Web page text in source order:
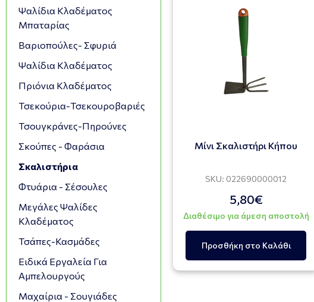
Ψαλίδια Κλαδέματος
Μπαταρίας
Βαριοπούλες- Σφυριά
Ψαλίδια Κλαδέματος
Πριόνια Κλαδέματος
Τσεκούρια-Τσεκουροβαριές
Τσουγκράνες-Πηρούνες
Σκούπες - Φαράσια
Σκαλιστήρια
Φτυάρια - Σέσουλες
Μεγάλες Ψαλίδες
Κλαδέματος
Τσάπες-Κασμάδες
Ειδικά Εργαλεία Για
Αμπελουργούς
Μαχαίρια - Σουγιάδες
Μίνι Σκαλιστήρι Κήπου
SKU: 022690000012
5,80€
Διαθέσιμο για άμεση αποστολή
Προσθήκη στο Καλάθι